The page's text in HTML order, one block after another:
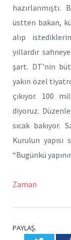
hazırlanmıştı.
üstten bakan,
alıp
yıllardır
şart. DT’nin
yakın özel
çıkıyor. 100
diyoruz.
sıcak bakıyor.
Kurulun yapısı
“Bugünkü
Zaman
PAYLAŞ.